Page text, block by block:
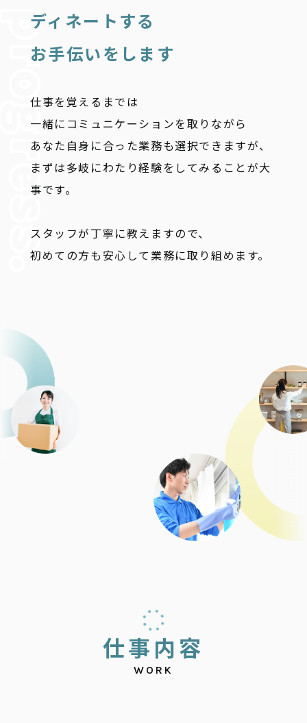
ディネートする
お手伝いをします
仕事を覚えるまでは
一緒にコミュニケーションを取りながら
あなた自身に合った業務も選択できますが、
まずは多岐にわたり経験をしてみることが大
事です。
スタッフが丁寧に教えますので、
初めての方も安心して業務に取り組めます。
仕事内容
WORK